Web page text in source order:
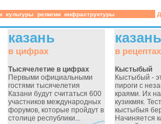
культуры религии инфраструктуры
казань
в цифрах
Тысячелетие в цифрах
Первыми официальными
гостями тысячелетия
Казани будут считаться 600
участников международных
форумов, которые пройдут в
столице республики...
казань
в рецептах
Кыстыбый
Кыстыбый -
пироги с
краями. Их
кузикмяк.
кыстыбыя
Начиняется